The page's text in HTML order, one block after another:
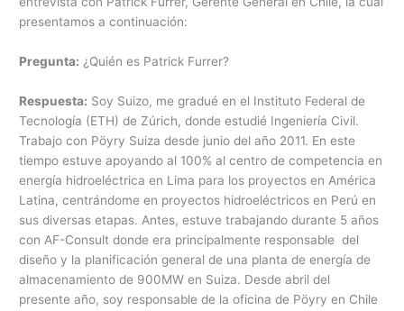
presentamos a continuación:
Pregunta: ¿Quién es Patrick Furrer?
Respuesta: Soy Suizo, me gradué en el Instituto Federal de
Tecnología (ETH) de Zúrich, donde estudié Ingeniería Civil.
Trabajo con Pöyry Suiza desde junio del año 2011. En este
tiempo estuve apoyando al 100% al centro de competencia en
energía hidroeléctrica en Lima para los proyectos en América
Latina, centrándome en proyectos hidroeléctricos en Perú en
sus diversas etapas. Antes, estuve trabajando durante 5 años
con AF-Consult donde era principalmente responsable del
diseño y la planificación general de una planta de energía de
almacenamiento de 900MW en Suiza. Desde abril del
presente año, soy responsable de la oficina de Pöyry en Chile